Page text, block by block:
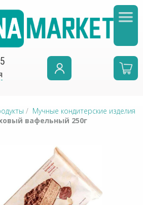
/ Мучные кондитерские изделия
вафельный 250г